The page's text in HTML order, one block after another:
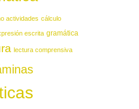
actividades cálculo
escrita gramática
lectura comprensiva